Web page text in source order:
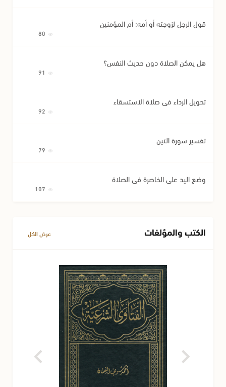
قول الرجل لزوجته أو أمه: أم المؤمنين
هل يمكن الصلاة دون حديث النفس؟
تحويل الرداء في صلاة الاستسقاء
تفسير سورة التين
وضع اليد على الخاصرة في الصلاة
الكتب والمؤلفات عرض الكل